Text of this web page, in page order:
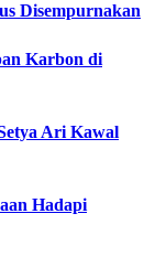
Disempurnakan
Karbon di
Ari Kawal
Hadapi